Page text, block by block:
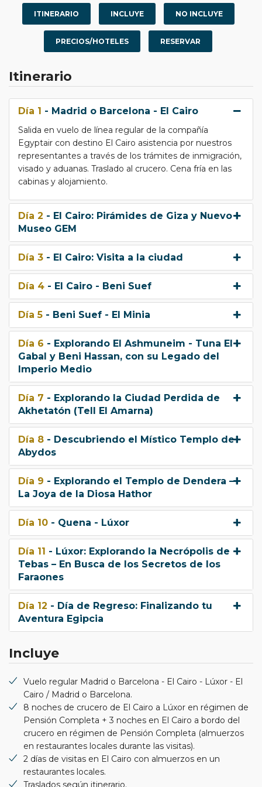
poco conocido y de una belleza inmensa.
Itinerario Destacado:
El Cairo: Visita lasPirámides de Guiza
medieval de Khan El Khalili.
Abydos y Dendera: Explora estos templos
sagrados, hogar de algunas de las inscripciones
jeroglíficas mejor conservadas.
Minia y Beni Hassan: Conoce la historia del
faraón Akhenaton y las tumbas de la nobleza
egipcia del Imperio Medio.
ITINERARIO INCLUYE NO INCLUYE
PRECIOS/HOTELES RESERVAR
Itinerario
Día 1 - Madrid o Barcelona - El Cairo
Salida en vuelo de línea regular de la compañía
Egyptair con destino El Cairo asistencia por nuestros
representantes a través de los trámites de inmigración,
visado y aduanas. Traslado al crucero. Cena fría en las
cabinas y alojamiento.
Día 2 - El Cairo: Pirámides de Giza y Nuevo
Museo GEM
Día 3 - El Cairo: Visita a la ciudad
Día 4 - El Cairo - Beni Suef
Día 5 - Beni Suef - El Minia
Día 6 - Explorando El Ashmuneim - Tuna El
Gabal y Beni Hassan, con su Legado del
Imperio Medio
Día 7 - Explorando la Ciudad Perdida de
Akhetatón (Tell El Amarna)
Día 8 - Descubriendo el Místico Templo de
Abydos
Día 9 - Explorando el Templo de Dendera –
La Joya de la Diosa Hathor
Día 10 - Quena - Lúxor
Día 11 - Lúxor: Explorando la Necrópolis de
Tebas – En Busca de los Secretos de los
Faraones
Día 12 - Día de Regreso: Finalizando tu
Aventura Egipcia
Incluye
Vuelo regular Madrid o Barcelona - El Cairo - Lúxor - El
Cairo / Madrid o Barcelona.
8 noches de crucero de El Cairo a Lúxor en régimen de
Pensión Completa + 3 noches en El Cairo a bordo del
crucero en régimen de Pensión Completa (almuerzos
en restaurantes locales durante las visitas).
2 días de visitas en El Cairo con almuerzos en un
restaurantes locales.
Traslados según itinerario.